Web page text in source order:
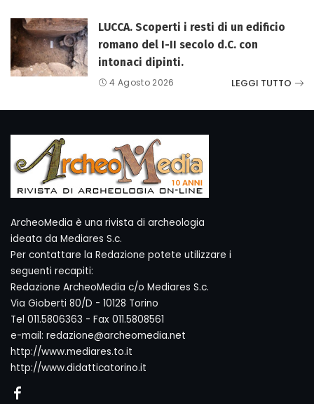
LUCCA. Scoperti i resti di un edificio
romano del I-II secolo d.C. con
intonaci dipinti.
4 Agosto 2026 LEGGI TUTTO
ArcheoMedia è una rivista di archeologia
ideata da Mediares S.c.
Per contattare la Redazione potete utilizzare i
seguenti recapiti:
Redazione ArcheoMedia c/o Mediares S.c.
Via Gioberti 80/D - 10128 Torino
Tel 011.5806363 - Fax 011.5808561
e-mail: redazione@archeomedia.net
http://www.mediares.to.it
http://www.didatticatorino.it